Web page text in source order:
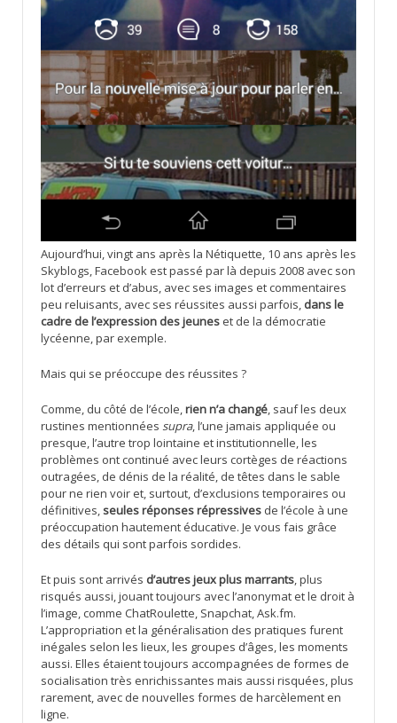
Aujourd’hui, vingt ans après la Nétiquette, 10 ans après les
Skyblogs, Facebook est passé par là depuis 2008 avec son
lot d’erreurs et d’abus, avec ses images et commentaires
peu reluisants, avec ses réussites aussi parfois, dans le
cadre de l’expression des jeunes et de la démocratie
lycéenne, par exemple.
Mais qui se préoccupe des réussites ?
Comme, du côté de l’école,rien n’a changé, sauf les deux
rustines mentionnées supra, l’une jamais appliquée ou
presque, l’autre trop lointaine et institutionnelle, les
problèmes ont continué avec leurs cortèges de réactions
outragées, de dénis de la réalité, de têtes dans le sable
pour ne rien voir et, surtout, d’exclusions temporaires ou
définitives,seules réponses répressives de l’école à une
préoccupation hautement éducative. Je vous fais grâce
des détails qui sont parfois sordides.
Et puis sont arrivés d’autres jeux plus marrants, plus
risqués aussi, jouant toujours avec l’anonymat et le droit à
l’image, comme ChatRoulette, Snapchat, Ask.fm.
L’appropriation et la généralisation des pratiques furent
inégales selon les lieux, les groupes d’âges, les moments
aussi. Elles étaient toujours accompagnées de formes de
socialisation très enrichissantes mais aussi risquées, plus
rarement, avec de nouvelles formes de harcèlement en
ligne.